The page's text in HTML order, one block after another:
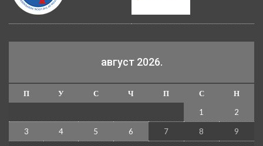
август 2026.
П У С Ч П С
Н
1
2
3 4 5 6 7 8 9